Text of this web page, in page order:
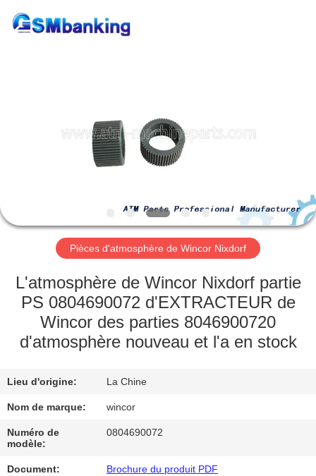
PRODUITS
DE
NOUS
VISITE
D'USINE
CONTRÔLE
QUALITÉ
CONTACTEZ-
GSM
International
Trade
Pièces d'atmosphère de Wincor Nixdorf
L'atmosphère de Wincor Nixdorf partie
PS 0804690072 d'EXTRACTEUR de
Wincor des parties 8046900720
d'atmosphère nouveau et l'a en stock
Lieu d'origine: La Chine
Nom de marque: wincor
Numéro de
modèle:
0804690072
Document: Brochure du produit PDF